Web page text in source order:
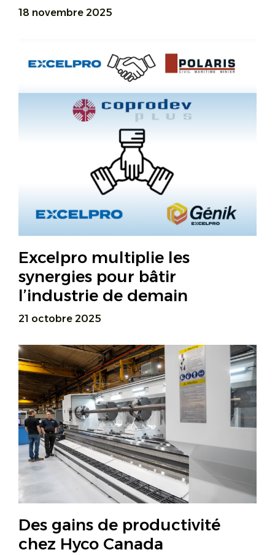
18 novembre 2025
Excelpro multiplie les
synergies pour bâtir
l’industrie de demain
21 octobre 2025
Des gains de productivité
chez Hyco Canada